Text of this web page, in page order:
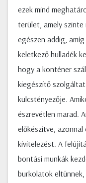
ezek mind
terület, amely
egészen addig,
keletkező hulladék
hogy a konténer
kiegészítő
kulcstényezője.
észrevétlen marad.
előkészítve,
kivitelezést. A
bontási munkák
burkolatok